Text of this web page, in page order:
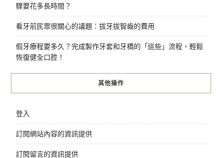
驟要花多長時間？
看牙前民眾很關心的議題：拔牙拔智齒的費用
假牙療程要多久？完成製作牙套和牙橋的「這些」流程，輕鬆
恢復健全口腔！
其他操作
登入
訂閱網站內容的資訊提供
訂閱留言的資訊提供